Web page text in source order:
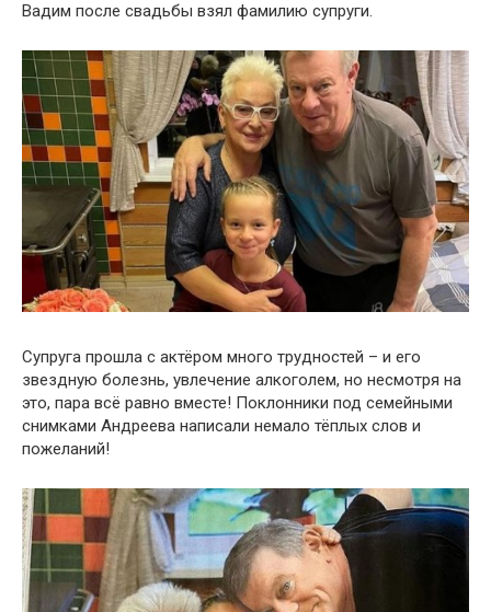
Вадим после свадьбы взял фамилию супруги.
Супруга прошла с актёром много трудностей – и его
звездную болезнь, увлечение алкоголем, но несмотря на
это, пара всё равно вместе! Поклонники под семейными
снимками Андреева написали немало тёплых слов и
пожеланий!